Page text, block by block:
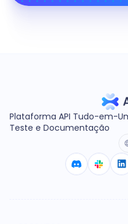
Plataforma API Tudo-em-
Teste e Documentação